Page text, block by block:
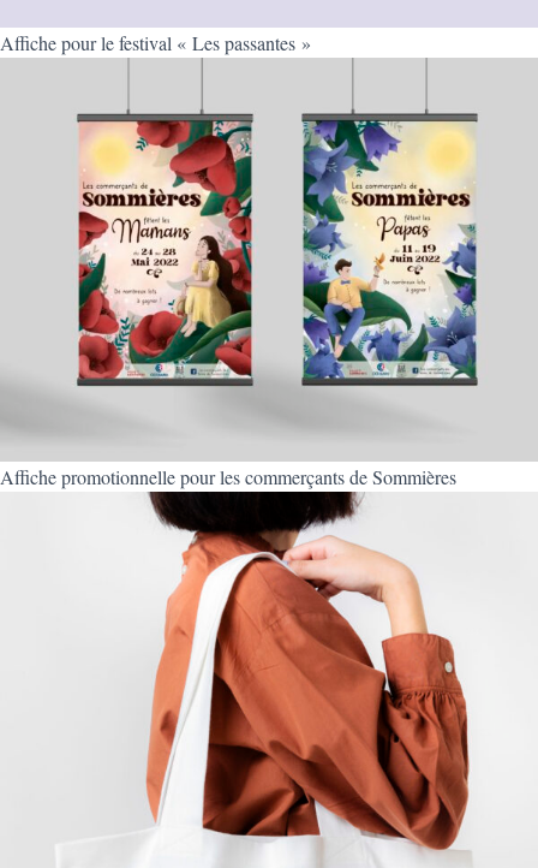
Affiche pour le festival « Les passantes »
Affiche promotionnelle pour les commerçants de Sommières